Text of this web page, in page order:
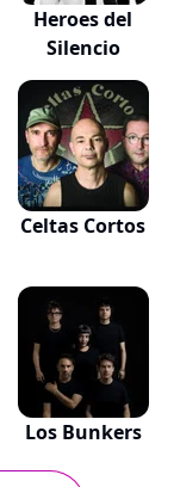
Heroes del
Silencio
Celtas Cortos
Los Bunkers